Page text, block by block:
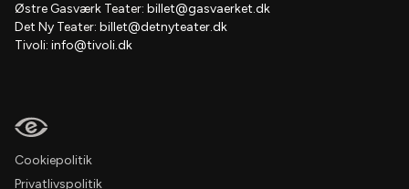
Østre Gasværk Teater: billet@gasvaerket.dk
Det Ny Teater: billet@detnyteater.dk
Tivoli: info@tivoli.dk
Cookiepolitik
Privatlivspolitik